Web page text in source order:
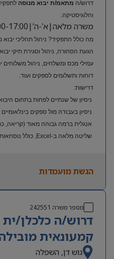
דרוש/ה מתאמ/ת יבוא מנוסה
והלוגיסטיקה.
משרה מלאה|א’-ה’|8:00-17:00
מה כולל התפקיד? ניהול תהליכי
הגעת הסחורה, ניהול וסגירת תיקי
עמילי מכס ומשלחים, ניהול משלוחים
דוחות ותשלומים לספקים ועוד.
דרישות:
ניסיון של שנתיים לפחות בתחום
ניסיון בעבודה מול ספקים
אנגלית ברמה גבוהה מאוד (קריאה,
שליטה מלאה ב-Excel, כולל נוסחאות – חובה
הגשת מועמדות
מספר משרה 242551
דרוש/ה כלכלן/
קמעונאית
גוש דן, השפלה